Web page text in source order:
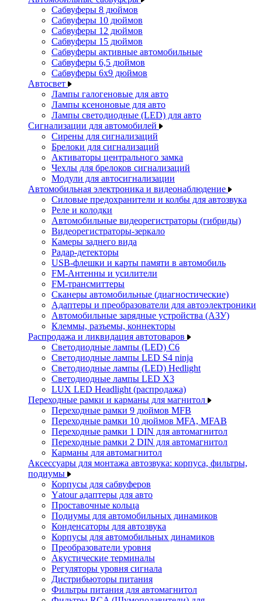
Сабвуферы 8 дюймов
Сабвуферы 10 дюймов
Сабвуферы 12 дюймов
Сабвуферы 15 дюймов
Сабвуферы активные автомобильные
Сабвуферы 6,5 дюймов
Сабвуферы 6x9 дюймов
Автосвет
Лампы галогеновые для авто
Лампы ксеноновые для авто
Лампы светодиодные (LED) для авто
Сигнализации для автомобилей
Сирены для сигнализаций
Брелоки для сигнализаций
Активаторы центрального замка
Чехлы для брелоков сигнализаций
Модули для автосигнализации
Автомобильная электроника и видеонаблюдение
Силовые предохранители и колбы для автозвука
Реле и колодки
Автомобильные видеорегистраторы (гибриды)
Видеорегистраторы-зеркало
Камеры заднего вида
Радар-детекторы
USB-флешки и карты памяти в автомобиль
FM-Антенны и усилители
FM-трансмиттеры
Сканеры автомобильные (диагностические)
Адаптеры и преобразователи для автоэлектроники
Автомобильные зарядные устройства (АЗУ)
Клеммы, разъемы, коннекторы
Распродажа и ликвидация автотоваров
Светодиодные лампы (LED) C6
Светодиодные лампы LED S4 ninja
Светодиодные лампы (LED) Hedlight
Светодиодные лампы LED X3
LUX LED Headlight (распродажа)
Переходные рамки и карманы для магнитол
Переходные рамки 9 дюймов MFB
Переходные рамки 10 дюймов MFA, MFAB
Переходные рамки 1 DIN для автомагнитол
Переходные рамки 2 DIN для автомагнитол
Карманы для автомагнитол
Аксессуары для монтажа автозвука: корпуса, фильтры,
подиумы
Корпусы для сабвуферов
Yаtour адаптеры для авто
Проставочные кольца
Подиумы для автомобильных динамиков
Конденсаторы для автозвука
Корпусы для автомобильных динамиков
Преобразователи уровня
Акустические терминалы
Регуляторы уровня сигнала
Дистрибьюторы питания
Фильтры питания для автомагнитол